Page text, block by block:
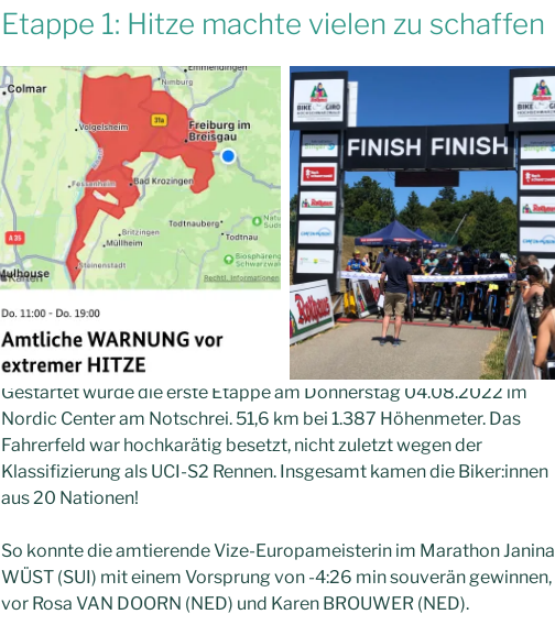
Etappe 1: Hitze machte vielen zu schaffen
Gestartet wurde die erste Etappe am Donnerstag 04.08.2022 im
Nordic Center am Notschrei. 51,6 km bei 1.387 Höhenmeter. Das
Fahrerfeld war hochkarätig besetzt, nicht zuletzt wegen der
Klassifizierung als UCI-S2 Rennen. Insgesamt kamen die Biker:innen
aus 20 Nationen!
So konnte die amtierende Vize-Europameisterin im Marathon Janina
WÜST (SUI) mit einem Vorsprung von -4:26 min souverän gewinnen,
vor Rosa VAN DOORN (NED) und Karen BROUWER (NED).